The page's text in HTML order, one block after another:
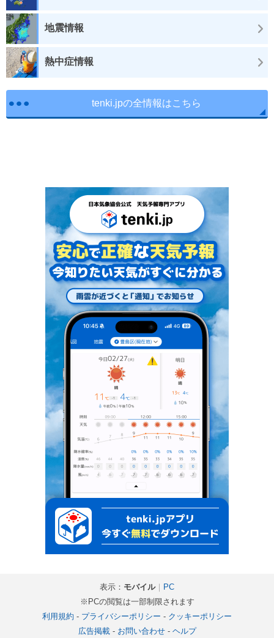
地震情報
熱中症情報
tenki.jpの全情報はこちら
表示： モバイル｜ PC
※PCの閲覧は一部制限されます
利用規約 - プライバシーポリシー - クッキーポリシー
広告掲載- お問い合わせ- ヘルプ